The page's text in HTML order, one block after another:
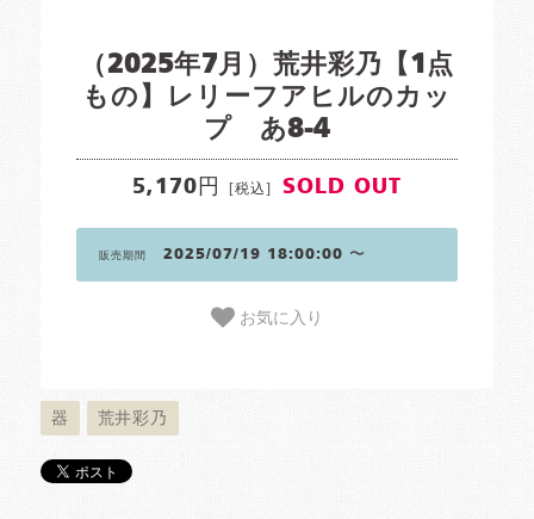
（2025年7月）荒井彩乃【1点
もの】レリーフアヒルのカッ
プ あ8-4
5,170円 [税込] SOLD OUT
販売期間 2025/07/19 18:00:00 〜
お気に入り
器 荒井彩乃